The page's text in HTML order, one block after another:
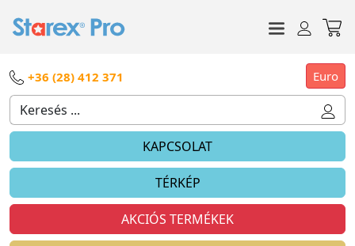
+36 (28) 412 371 Euro
KAPCSOLAT
TÉRKÉP
AKCIÓS TERMÉKEK